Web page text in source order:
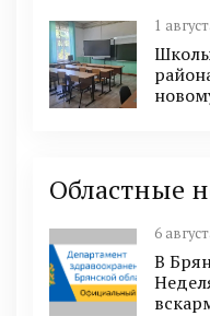
1
Областные
6
В